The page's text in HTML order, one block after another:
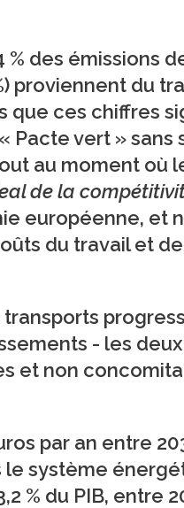
des émissions
proviennent du
que ces chiffres
Pacte vert » sans
au moment où
de la
européenne, et
du travail et
- les
et non
par an entre
système
% du PIB, entre